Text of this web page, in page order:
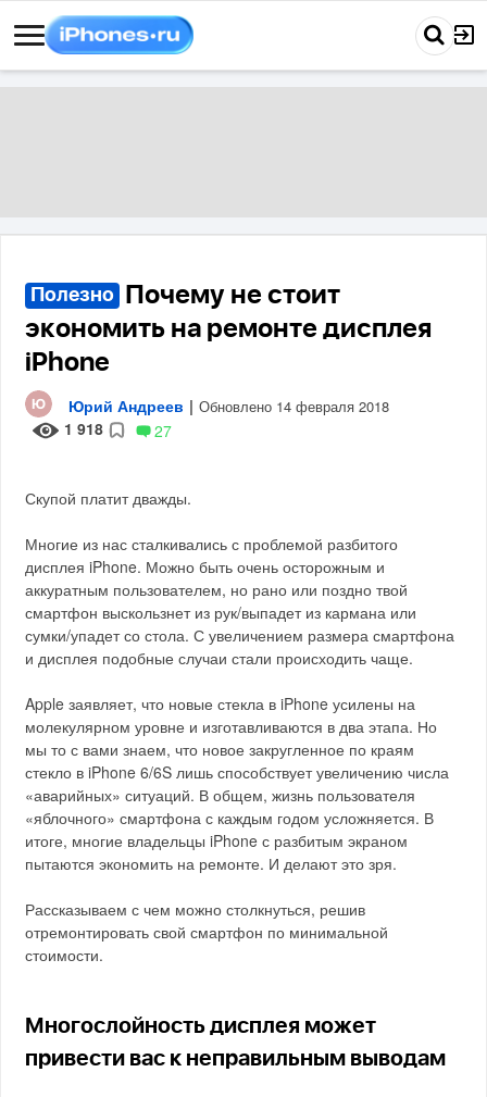
Полезно
Почему не стоит
экономить на ремонте дисплея
iPhone
Юрий Андреев | Обновлено 14 февраля 2018
1 918 27
Скупой платит дважды.
Многие из нас сталкивались с проблемой разбитого
дисплея iPhone. Можно быть очень осторожным и
аккуратным пользователем, но рано или поздно твой
смартфон выскользнет из рук/выпадет из кармана или
сумки/упадет со стола. С увеличением размера смартфона
и дисплея подобные случаи стали происходить чаще.
Apple заявляет, что новые стекла в iPhone усилены на
молекулярном уровне и изготавливаются в два этапа. Но
мы то с вами знаем, что новое закругленное по краям
стекло в iPhone 6/6S лишь способствует увеличению числа
«аварийных» ситуаций. В общем, жизнь пользователя
«яблочного» смартфона с каждым годом усложняется. В
итоге, многие владельцы iPhone с разбитым экраном
пытаются экономить на ремонте. И делают это зря.
Рассказываем с чем можно столкнуться, решив
отремонтировать свой смартфон по минимальной
стоимости.
Многослойность дисплея может
привести вас к неправильным выводам